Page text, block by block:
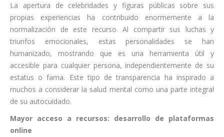
La apertura de celebridades y figuras públicas sobre sus
propias experiencias ha contribuido enormemente a la
normalización de este recurso. Al compartir sus luchas y
triunfos emocionales, estas personalidades se han
humanizado, mostrando que es una herramienta útil y
accesible para cualquier persona, independientemente de su
estatus o fama. Este tipo de transparencia ha inspirado a
muchos a considerar la salud mental como una parte integral
de su autocuidado.
Mayor acceso a recursos: desarrollo de plataformas
online